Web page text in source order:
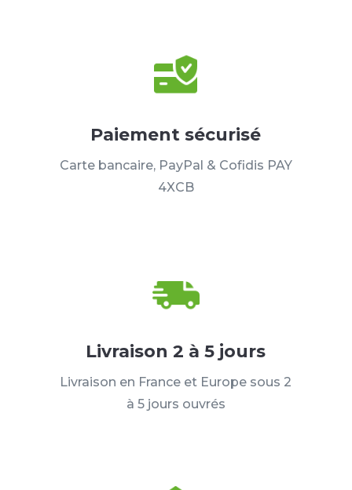
Paiement sécurisé
Carte bancaire, PayPal & Cofidis PAY
4XCB
Livraison 2 à 5 jours
Livraison en France et Europe sous 2
à 5 jours ouvrés